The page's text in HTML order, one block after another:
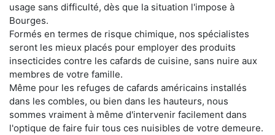
usage sans difficulté, dès que la situation l'impose à
Bourges.
Formés en termes de risque chimique, nos spécialistes
seront les mieux placés pour employer des produits
insecticides contre les cafards de cuisine, sans nuire aux
membres de votre famille.
Même pour les refuges de cafards américains installés
dans les combles, ou bien dans les hauteurs, nous
sommes vraiment à même d'intervenir facilement dans
l'optique de faire fuir tous ces nuisibles de votre demeure.